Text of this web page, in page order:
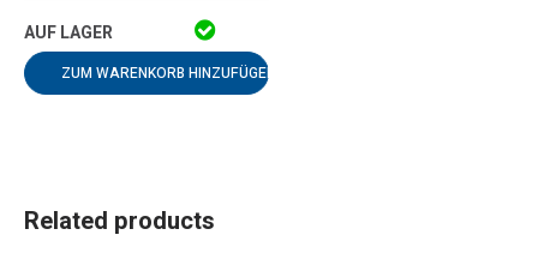
ZUM WARENKORB HINZUFÜGEN
Related products